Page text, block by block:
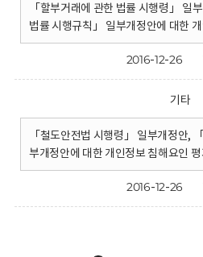
「할부거래에 관한 법률 시행령」 일
법률 시행규칙」 일부개정안에 대한
2016-12-26
기타
「철도안전법 시행령」 일부개정안,
부개정안에 대한 개인정보 침해요인
2016-12-26